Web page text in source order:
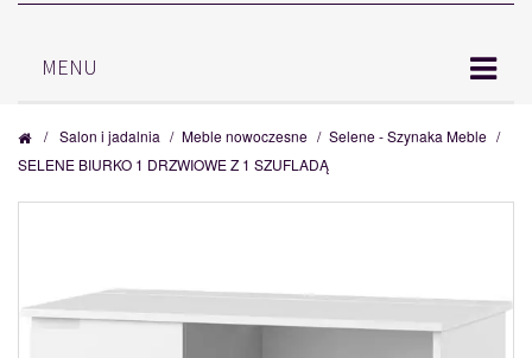
MENU
/ Salon i jadalnia / Meble nowoczesne / Selene - Szynaka Meble /
SELENE BIURKO 1 DRZWIOWE Z 1 SZUFLADĄ